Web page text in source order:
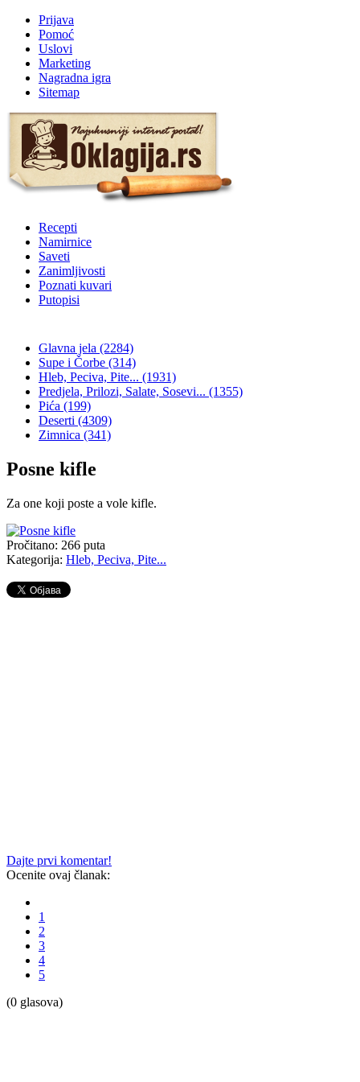
Prijava
Pomoć
Uslovi
Marketing
Nagradna igra
Sitemap
Recepti
Namirnice
Saveti
Zanimljivosti
Poznati kuvari
Putopisi
Glavna jela (2284)
Supe i Čorbe (314)
Hleb, Peciva, Pite... (1931)
Predjela, Prilozi, Salate, Sosevi... (1355)
Pića (199)
Deserti (4309)
Zimnica (341)
Posne kifle
Za one koji poste a vole kifle.
Pročitano: 266 puta
Kategorija: Hleb, Peciva, Pite...
Dajte prvi komentar!
Ocenite ovaj članak:
1
2
3
4
5
(0 glasova)